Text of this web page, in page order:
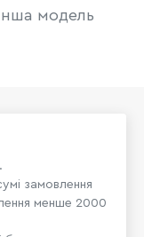
модель
замовлення
менше 2000